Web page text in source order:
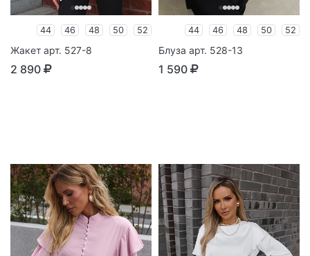
44 46 48 50 52
Жакет арт. 527-8
2 890
44 46 48 50 52
Блуза арт. 528-13
1 590